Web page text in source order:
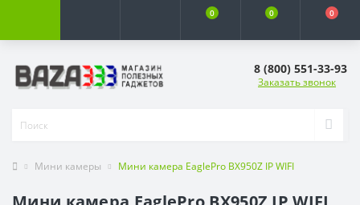
0 0 0
8 (800) 551-33-93
Заказать звонок
Мини камеры Мини камера EaglePro BX950Z IP WIFI